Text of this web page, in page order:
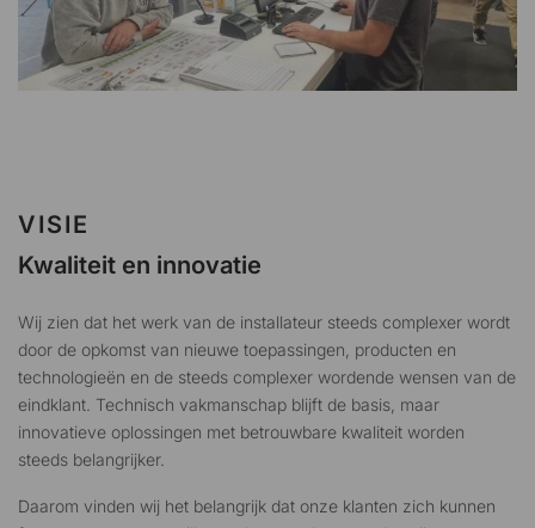
VISIE
Kwaliteit en innovatie
Wij zien dat het werk van de installateur steeds complexer wordt
door de opkomst van nieuwe toepassingen, producten en
technologieën en de steeds complexer wordende wensen van de
eindklant. Technisch vakmanschap blijft de basis, maar
innovatieve oplossingen met betrouwbare kwaliteit worden
steeds belangrijker.
Daarom vinden wij het belangrijk dat onze klanten zich kunnen